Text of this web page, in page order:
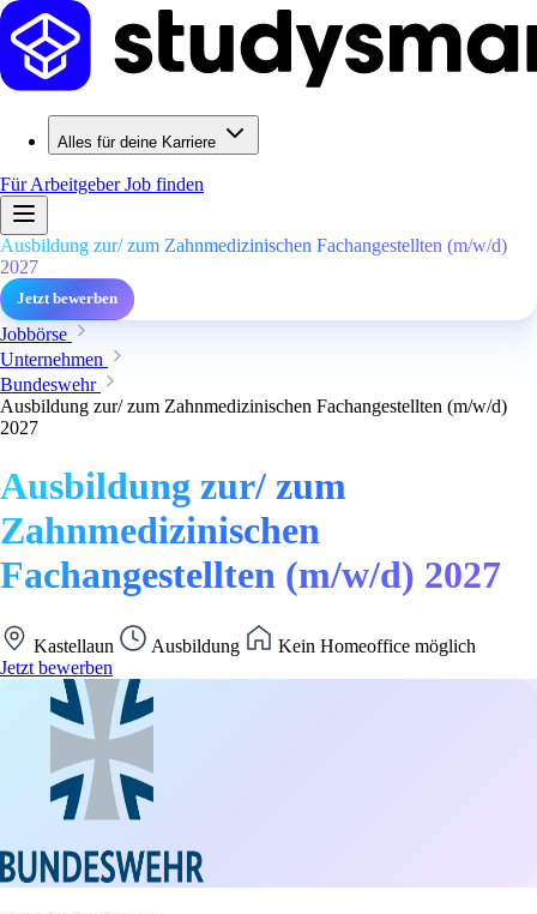
Alles für deine Karriere
Für ArbeitgeberJob finden
Ausbildung zur/ zum Zahnmedizinischen Fachangestellten (m/w/d)
2027
Jetzt bewerben
Jobbörse
Unternehmen
Bundeswehr
Ausbildung zur/ zum Zahnmedizinischen Fachangestellten (m/w/d)
2027
Ausbildung zur/ zum
Zahnmedizinischen
Fachangestellten (m/w/d) 2027
Kastellaun Ausbildung
Kein Homeoffice möglich
Jetzt bewerben